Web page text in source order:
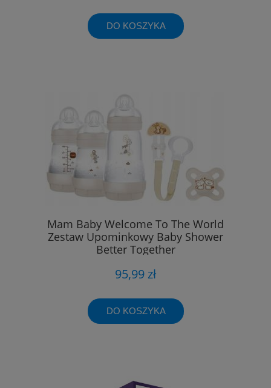
DO KOSZYKA
Mam Baby Welcome To The World
Zestaw Upominkowy Baby Shower
Better Together
95,99 zł
DO KOSZYKA